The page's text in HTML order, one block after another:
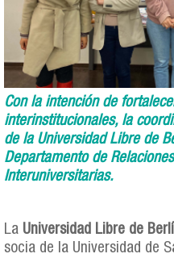
Con la intención de
interinstitucionales, la
de la Universidad Libre de
Departamento de
Interuniversitarias.
La Universidad Libre de
socia de la Universidad de